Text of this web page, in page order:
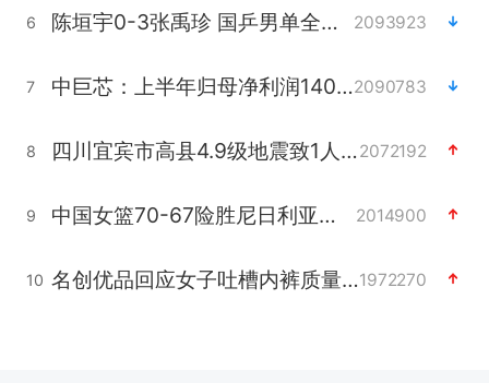
6 陈垣宇0-3张禹珍 国乒男单全军覆没 2093923
7 中巨芯：上半年归母净利润1405.77万元2090783
8 四川宜宾市高县4.9级地震致1人死亡2072192
9 中国女篮70-67险胜尼日利亚女篮 2014900
10 名创优品回应女子吐槽内裤质量差1972270